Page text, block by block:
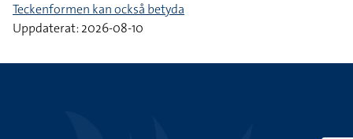
Teckenformen kan också betyda
Uppdaterat: 2026-08-10